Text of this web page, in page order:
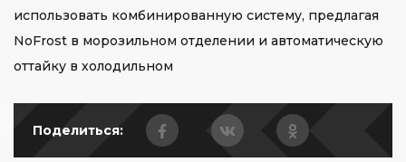
использовать комбинированную систему, предлагая
NoFrost в морозильном отделении и автоматическую
оттайку в холодильном
Поделиться: